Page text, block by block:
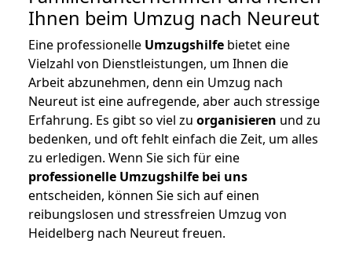
Ihnen beim Umzug nach Neureut
Eine professionelle Umzugshilfe bietet eine
Vielzahl von Dienstleistungen, um Ihnen die
Arbeit abzunehmen, denn ein Umzug nach
Neureut ist eine aufregende, aber auch stressige
Erfahrung. Es gibt so viel zu organisieren und zu
bedenken, und oft fehlt einfach die Zeit, um alles
zu erledigen. Wenn Sie sich für eine
professionelle Umzugshilfe bei uns
entscheiden, können Sie sich auf einen
reibungslosen und stressfreien Umzug von
Heidelberg nach Neureut freuen.